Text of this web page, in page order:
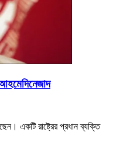
একটি রাষ্ট্রের প্রধান ব্যক্তি